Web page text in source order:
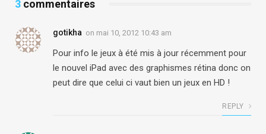
3 commentaires
gotikha on mai 10, 2012 10:43 am
Pour info le jeux à été mis à jour récemment pour
le nouvel iPad avec des graphismes rétina donc on
peut dire que celui ci vaut bien un jeux en HD !
REPLY